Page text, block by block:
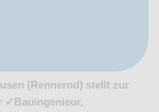
(Rennerod) stellt zur
✓Bauingenieur,